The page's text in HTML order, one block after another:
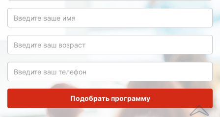
Введите
ваше
Введите
ваш
Введите
ваш
Подобрать программу